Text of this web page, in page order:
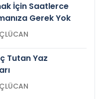
İçin Saatlerce
Gerek Yok
GÜÇLÜCAN
Tutan Yaz
GÜÇLÜCAN